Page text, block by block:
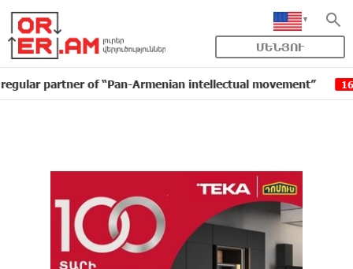
ՄԵՆՅՈՒ
of “Pan-Armenian intellectual movement” 16:11